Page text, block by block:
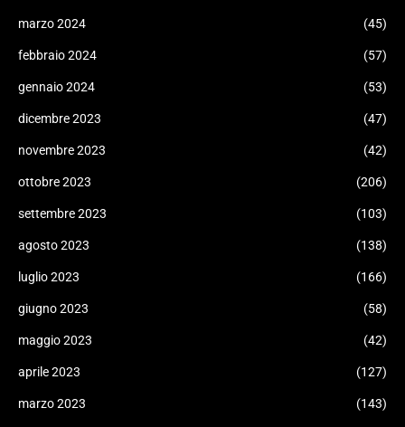
marzo 2024 (45)
febbraio 2024 (57)
gennaio 2024 (53)
dicembre 2023 (47)
novembre 2023 (42)
ottobre 2023 (206)
settembre 2023 (103)
agosto 2023 (138)
luglio 2023 (166)
giugno 2023 (58)
maggio 2023 (42)
aprile 2023 (127)
marzo 2023 (143)